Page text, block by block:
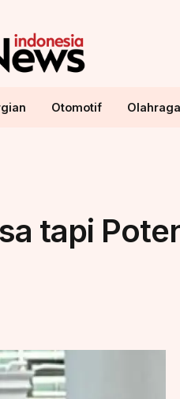
Otomotif Olahraga
tapi